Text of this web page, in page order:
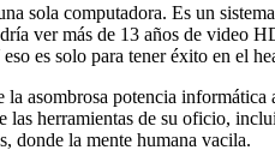
sola computadora. Es un
ver más de 13 años de video
es solo para tener éxito en el
la asombrosa potencia
las herramientas de su oficio,
donde la mente humana vacila.